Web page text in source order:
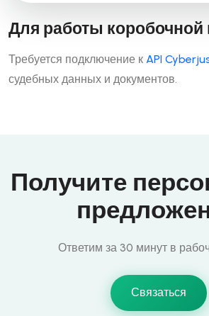
Для работы коробочной
Требуется подключение к API
судебных данных и документов.
Получите
Ответим за 30 минут в
Связаться